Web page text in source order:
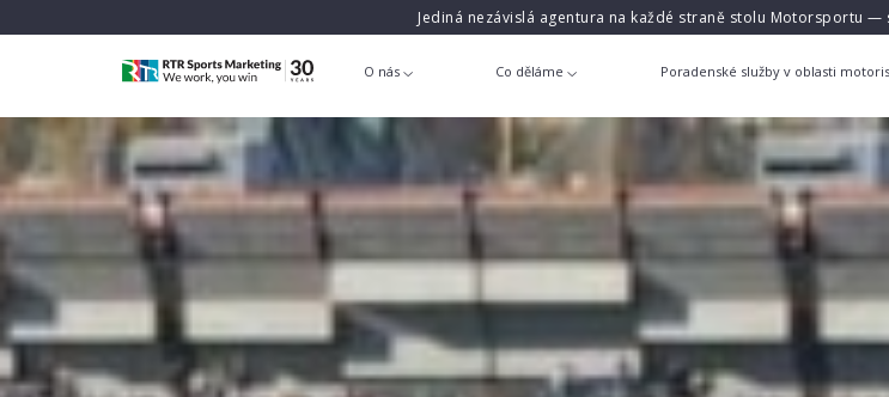
Jediná nezávislá agentura na každé straně stolu Motorsportu
O nás Co děláme Poradenské služby v oblasti